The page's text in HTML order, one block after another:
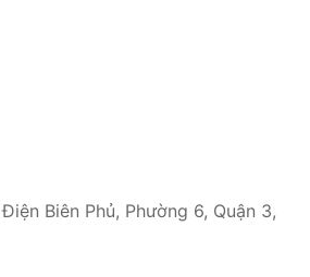
Điện Biên Phủ, Phường 6, Quận 3,